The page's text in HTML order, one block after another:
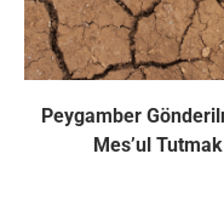
Peygamber
Mes’ul